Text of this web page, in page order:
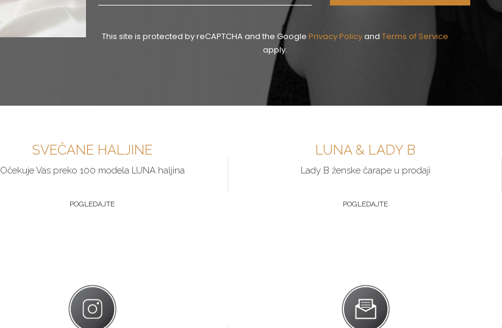
This site is protected by reCAPTCHA and the Google Privacy Policyand Terms of Service
apply.
SVEČANE HALJINE
Očekuje Vas preko 100 modela LUNA haljina
POGLEDAJTE
LUNA & LADY B
Lady B ženske čarape u prodaji
POGLEDAJTE